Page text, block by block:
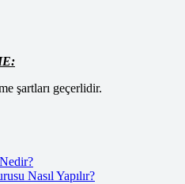
şartları geçerlidir.
Nasıl Yapılır?